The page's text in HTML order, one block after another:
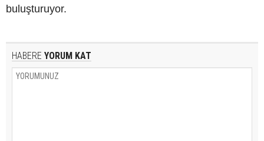
buluşturuyor.
HABERE YORUM KAT